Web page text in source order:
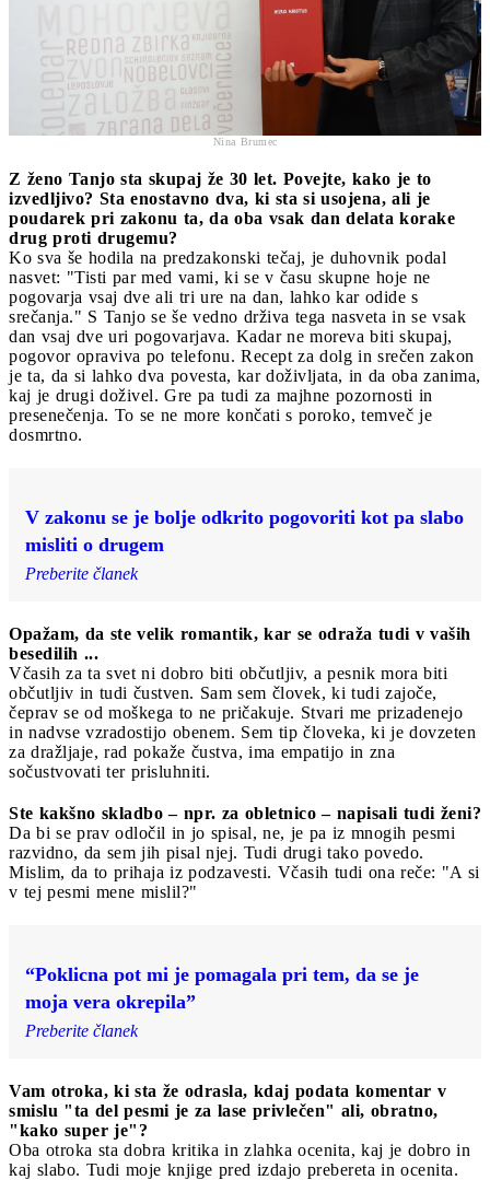
Nina Brumec
Z ženo Tanjo sta skupaj že 30 let. Povejte, kako je to
izvedljivo? Sta enostavno dva, ki sta si usojena, ali je
poudarek pri zakonu ta, da oba vsak dan delata korake
drug proti drugemu?
Ko sva še hodila na predzakonski tečaj, je duhovnik podal
nasvet: "Tisti par med vami, ki se v času skupne hoje ne
pogovarja vsaj dve ali tri ure na dan, lahko kar odide s
srečanja." S Tanjo se še vedno drživa tega nasveta in se vsak
dan vsaj dve uri pogovarjava. Kadar ne moreva biti skupaj,
pogovor opraviva po telefonu. Recept za dolg in srečen zakon
je ta, da si lahko dva povesta, kar doživljata, in da oba zanima,
kaj je drugi doživel. Gre pa tudi za majhne pozornosti in
presenečenja. To se ne more končati s poroko, temveč je
dosmrtno.
V zakonu se je bolje odkrito pogovoriti kot pa slabo
misliti o drugem
Preberite članek
Opažam, da ste velik romantik, kar se odraža tudi v vaših
besedilih ...
Včasih za ta svet ni dobro biti občutljiv, a pesnik mora biti
občutljiv in tudi čustven. Sam sem človek, ki tudi zajoče,
čeprav se od moškega to ne pričakuje. Stvari me prizadenejo
in nadvse vzradostijo obenem. Sem tip človeka, ki je dovzeten
za dražljaje, rad pokaže čustva, ima empatijo in zna
sočustvovati ter prisluhniti.
Ste kakšno skladbo – npr. za obletnico – napisali tudi ženi?
Da bi se prav odločil in jo spisal, ne, je pa iz mnogih pesmi
razvidno, da sem jih pisal njej. Tudi drugi tako povedo.
Mislim, da to prihaja iz podzavesti. Včasih tudi ona reče: "A si
v tej pesmi mene mislil?"
“Poklicna pot mi je pomagala pri tem, da se je
moja vera okrepila”
Preberite članek
Vam otroka, ki sta že odrasla, kdaj podata komentar v
smislu "ta del pesmi je za lase privlečen" ali, obratno,
"kako super je"?
Oba otroka sta dobra kritika in zlahka ocenita, kaj je dobro in
kaj slabo. Tudi moje knjige pred izdajo prebereta in ocenita.